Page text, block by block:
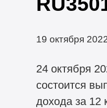
19 октября
24 октября
состоится
дохода за 12